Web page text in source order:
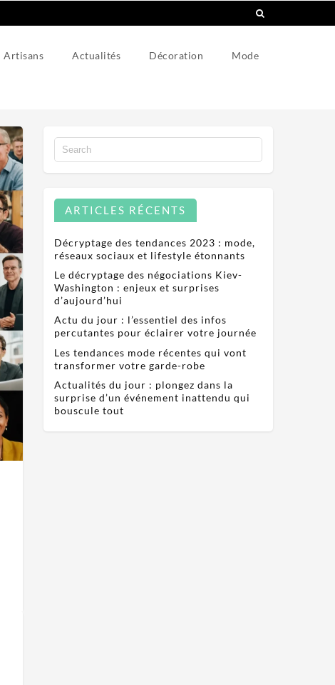
Artisans Actualités Décoration Mode
ARTICLES RÉCENTS
Décryptage des tendances 2023 : mode,
réseaux sociaux et lifestyle étonnants
Le décryptage des négociations Kiev-
Washington : enjeux et surprises
d’aujourd’hui
Actu du jour : l’essentiel des infos
percutantes pour éclairer votre journée
Les tendances mode récentes qui vont
transformer votre garde-robe
Actualités du jour : plongez dans la
surprise d’un événement inattendu qui
bouscule tout